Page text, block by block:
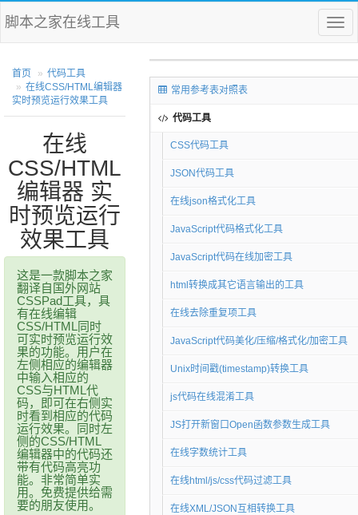
菜
单
脚本之家在线工具
常用参考表对照表
代码工具
CSS代码工具
JSON代码工具
在线json格式化工具
JavaScript代码格式化工具
JavaScript代码在线加密工具
html转换成其它语言输出的工具
在线去除重复项工具
JavaScript代码美化/压缩/格式化/加密工具
Unix时间戳(timestamp)转换工具
js代码在线混淆工具
JS打开新窗口Open函数参数生成工具
在线字数统计工具
在线html/js/css代码过滤工具
在线XML/JSON互相转换工具
首页
代码工具
在线CSS/HTML编辑器
实时预览运行效果工具
在线
CSS/HTML
编辑器 实
时预览运行
效果工具
这是一款脚本之家
翻译自国外网站
CSSPad工具，具
有在线编辑
CSS/HTML同时
可实时预览运行效
果的功能。用户在
左侧相应的编辑器
中输入相应的
CSS与HTML代
码，即可在右侧实
时看到相应的代码
运行效果。同时左
侧的CSS/HTML
编辑器中的代码还
带有代码高亮功
能。非常简单实
用。免费提供给需
要的朋友使用。